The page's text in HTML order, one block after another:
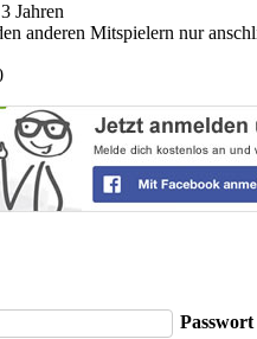
Jahren
anderen Mitspielern nur
Passwort